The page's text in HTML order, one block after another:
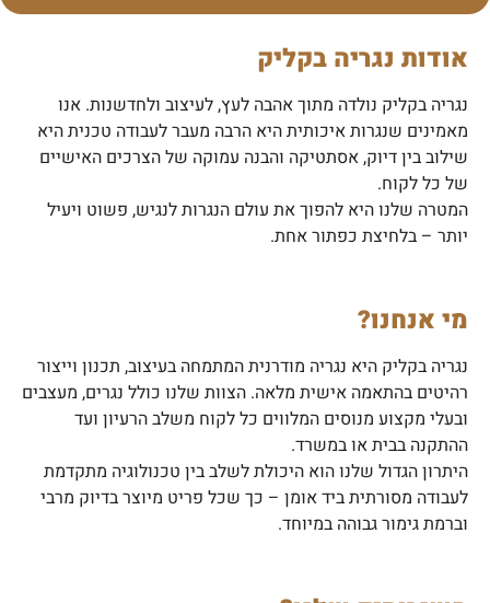
אודות נגריה בקליק
נגריה בקליק נולדה מתוך אהבה לעץ, לעיצוב ולחדשנות. אנו
מאמינים שנגרות איכותית היא הרבה מעבר לעבודה טכנית היא
שילוב בין דיוק, אסתטיקה והבנה עמוקה של הצרכים האישיים
של כל לקוח.
המטרה שלנו היא להפוך את עולם הנגרות לנגיש, פשוט ויעיל
יותר – בלחיצת כפתור אחת.
מי אנחנו?
נגריה בקליק היא נגריה מודרנית המתמחה בעיצוב, תכנון וייצור
רהיטים בהתאמה אישית מלאה. הצוות שלנו כולל נגרים, מעצבים
ובעלי מקצוע מנוסים המלווים כל לקוח משלב הרעיון ועד
ההתקנה בבית או במשרד.
היתרון הגדול שלנו הוא היכולת לשלב בין טכנולוגיה מתקדמת
לעבודה מסורתית ביד אומן – כך שכל פריט מיוצר בדיוק מרבי
וברמת גימור גבוהה במיוחד.